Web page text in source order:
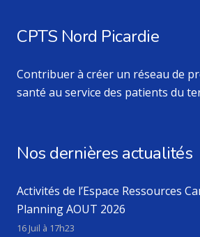
CPTS Nord Picardie
Contribuer à créer un réseau de
santé au service des patients du
Nos dernières actualités
Activités de l’Espace Ressources
Planning AOUT 2026
16 Juil à 17h23